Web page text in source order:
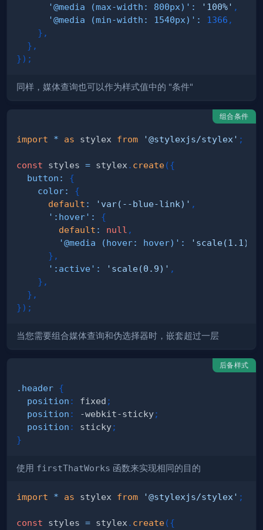
'@media (max-width: 800px)' : '100%' ,
'@media (min-width: 1540px)' : 1366 ,
} ,
} ,
}) ;
同样，媒体查询也可以作为样式值中的 "条件"
组合条件
import * as stylex from '@stylexjs/stylex' ;
const styles = stylex . create({
button :
{
color:
{
default : 'var(--blue-link)' ,
':hover' :
{
default : null ,
'@media (hover: hover)' : 'scale(1.1)'
} ,
':active' : 'scale(0.9)' ,
} ,
} ,
}) ;
当您需要组合媒体查询和伪选择器时，嵌套超过一层
后备样式
.header {
position : fixed ;
position : -webkit-sticky;
position : sticky;
}
使用 firstThatWorks 函数来实现相同的目的
import * as stylex from '@stylexjs/stylex' ;
const styles = stylex . create({